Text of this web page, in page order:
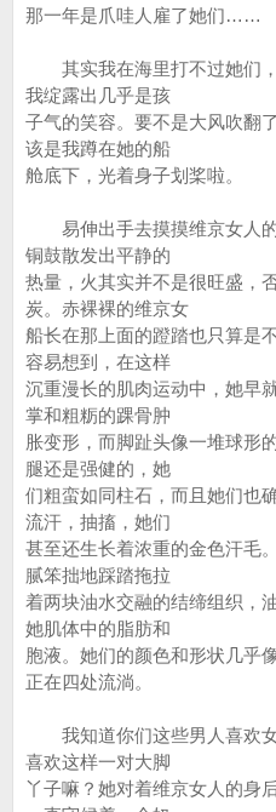
那一年是爪哇人雇了她们……
其实我在海里打不过她们，
我绽露出几乎是孩
子气的笑容。要不是大风吹翻
该是我蹲在她的船
舱底下，光着身子划桨啦。
易伸出手去摸摸维京女人的
铜鼓散发出平静的
热量，火其实并不是很旺盛，
炭。赤裸裸的维京女
船长在那上面的蹬踏也只算是
容易想到，在这样
沉重漫长的肌肉运动中，她早
掌和粗粝的踝骨肿
胀变形，而脚趾头像一堆球形
腿还是强健的，她
们粗蛮如同柱石，而且她们也
流汗，抽搐，她们
甚至还生长着浓重的金色汗毛
腻笨拙地踩踏拖拉
着两块油水交融的结缔组织，
她肌体中的脂肪和
胞液。她们的颜色和形状几乎
正在四处流淌。
我知道你们这些男人喜欢女
喜欢这样一对大脚
丫子嘛？她对着维京女人的身